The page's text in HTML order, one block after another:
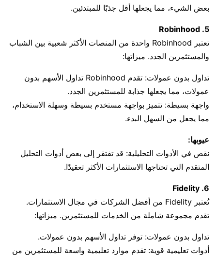
بعض الشيء، مما يجعلها أقل جذبًا للمبتدئين.
5. Robinhood
تعتبر Robinhood واحدة من المنصات الأكثر شعبية بين الشباب
والمستثمرين الجدد. ميزاتها:
تداول بدون عمولات: تقدم Robinhood تداول الأسهم بدون
عمولات، مما يجعلها جذابة للمستثمرين الجدد.
واجهة بسيطة: تتميز بواجهة مستخدم بسيطة وسهلة الاستخدام،
مما يجعل من السهل البدء.
عيوبها:
نقص في الأدوات التحليلية: قد تفتقر إلى بعض أدوات التحليل
المتقدم التي تحتاجها الاستثمارات الأكثر تعقيدًا.
6. Fidelity
تُعتبر Fidelity من أفضل الشركات في مجال الاستثمارات.
تقدم مجموعة شاملة من الخدمات للمستثمرين. ميزاتها:
تداول بدون عمولات: توفر تداول الأسهم بدون عمولات.
أدوات تعليمية قوية: تقدم موارد تعليمية واسعة للمستثمرين من